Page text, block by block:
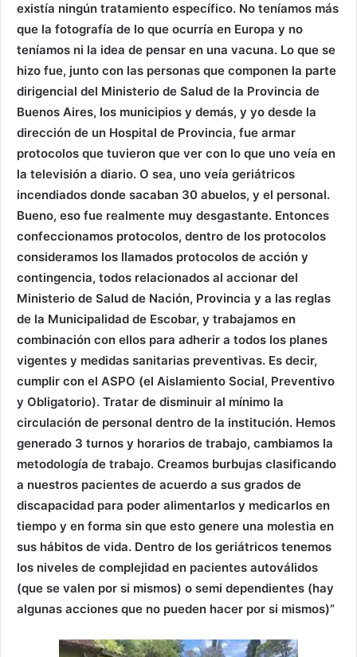
existía ningún tratamiento específico. No teníamos más
que la fotografía de lo que ocurría en Europa y no
teníamos ni la idea de pensar en una vacuna. Lo que se
hizo fue, junto con las personas que componen la parte
dirigencial del Ministerio de Salud de la Provincia de
Buenos Aires, los municipios y demás, y yo desde la
dirección de un Hospital de Provincia, fue armar
protocolos que tuvieron que ver con lo que uno veía en
la televisión a diario. O sea, uno veía geriátricos
incendiados donde sacaban 30 abuelos, y el personal.
Bueno, eso fue realmente muy desgastante. Entonces
confeccionamos protocolos, dentro de los protocolos
consideramos los llamados protocolos de acción y
contingencia, todos relacionados al accionar del
Ministerio de Salud de Nación, Provincia y a las reglas
de la Municipalidad de Escobar, y trabajamos en
combinación con ellos para adherir a todos los planes
vigentes y medidas sanitarias preventivas. Es decir,
cumplir con el ASPO (el Aislamiento Social, Preventivo
y Obligatorio). Tratar de disminuir al mínimo la
circulación de personal dentro de la institución. Hemos
generado 3 turnos y horarios de trabajo, cambiamos la
metodología de trabajo. Creamos burbujas clasificando
a nuestros pacientes de acuerdo a sus grados de
discapacidad para poder alimentarlos y medicarlos en
tiempo y en forma sin que esto genere una molestia en
sus hábitos de vida. Dentro de los geriátricos tenemos
los niveles de complejidad en pacientes autoválidos
(que se valen por si mismos) o semi dependientes (hay
algunas acciones que no pueden hacer por si mismos)”